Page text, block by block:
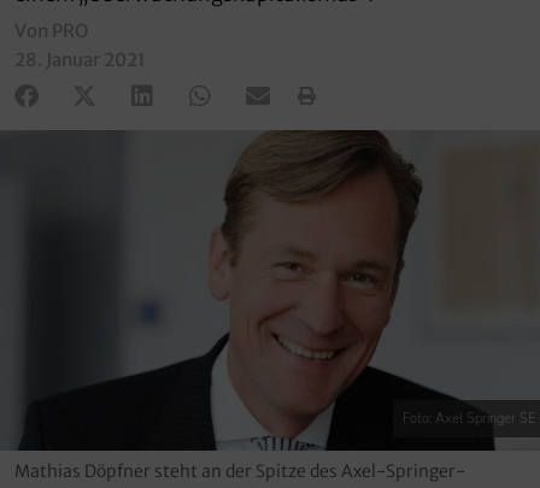
Von PRO
28. Januar 2021
Foto: Axel Springer SE
Mathias Döpfner steht an der Spitze des Axel-Springer-